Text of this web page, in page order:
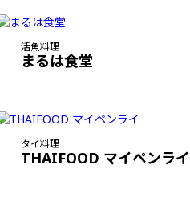
活魚料理
まるは食堂
タイ料理
THAIFOOD マイペンライ